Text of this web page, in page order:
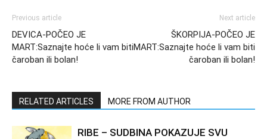
Previous article
DEVICA-POČEO JE
MART:Saznajte hoće li vam biti
čaroban ili bolan!
Next article
ŠKORPIJA-POČEO JE
MART:Saznajte hoće li vam biti
čaroban ili bolan!
RELATED ARTICLES MORE FROM AUTHOR
RIBE – SUDBINA POKAZUJE SVU